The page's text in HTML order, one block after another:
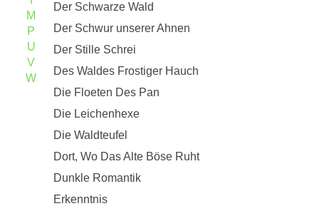
M
P
U
V
W
Der Schwarze Wald
Der Schwur unserer Ahnen
Der Stille Schrei
Des Waldes Frostiger Hauch
Die Floeten Des Pan
Die Leichenhexe
Die Waldteufel
Dort, Wo Das Alte Böse Ruht
Dunkle Romantik
Erkenntnis